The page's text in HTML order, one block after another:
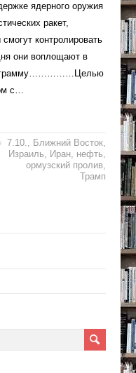
ядерного оружия
ракет,
контролировать
они воплощают в
с…
7.10., Ближний Восток,
Израиль, Иран, нефть,
ормузский пролив,
Трамп